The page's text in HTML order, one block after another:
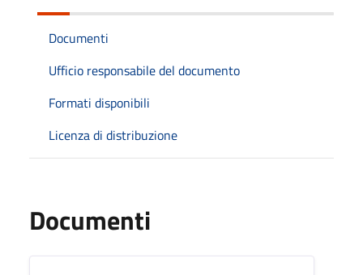
Documenti
Ufficio responsabile del documento
Formati disponibili
Licenza di distribuzione
Documenti